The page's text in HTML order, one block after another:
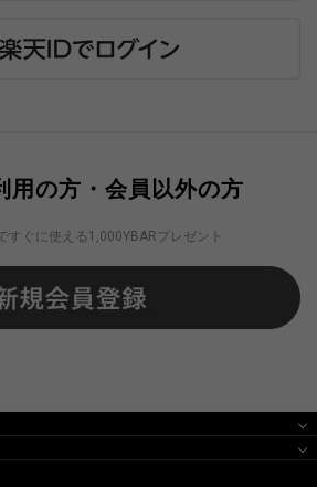
用の方・会員以外の方
すぐに使える1,000YBARプレゼント